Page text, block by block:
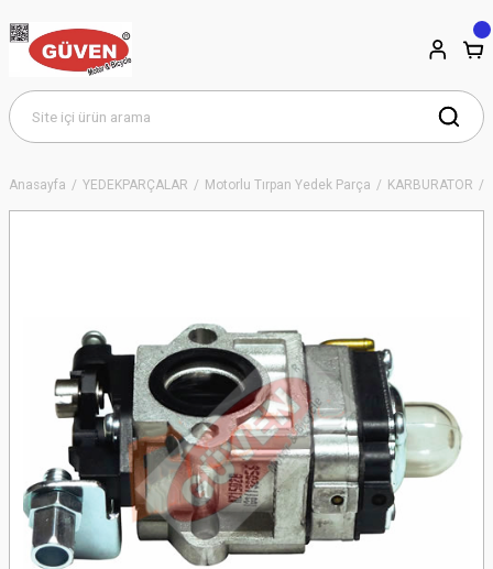
Anasayfa YEDEKPARÇALAR Motorlu Tırpan Yedek Parça KARBÜRATÖR